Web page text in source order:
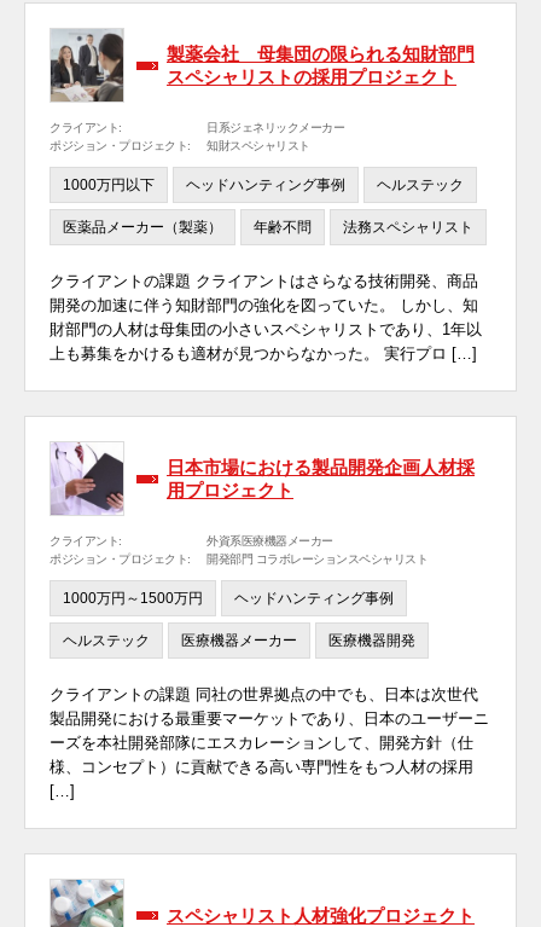
製薬会社 母集団の限られる知財部門
スペシャリストの採用プロジェクト
クライアント:
日系ジェネリックメーカー
ポジション・プロジェクト:
知財スペシャリスト
1000万円以下 ヘッドハンティング事例 ヘルステック
医薬品メーカー（製薬） 年齢不問 法務スペシャリスト
クライアントの課題 クライアントはさらなる技術開発、商品
開発の加速に伴う知財部門の強化を図っていた。 しかし、知
財部門の人材は母集団の小さいスペシャリストであり、1年以
上も募集をかけるも適材が見つからなかった。 実行プロ […]
日本市場における製品開発企画人材採
用プロジェクト
クライアント:
外資系医療機器メーカー
ポジション・プロジェクト:
開発部門 コラボレーションスペシャリスト
1000万円～1500万円 ヘッドハンティング事例
ヘルステック 医療機器メーカー 医療機器開発
クライアントの課題 同社の世界拠点の中でも、日本は次世代
製品開発における最重要マーケットであり、日本のユーザーニ
ーズを本社開発部隊にエスカレーションして、開発方針（仕
様、コンセプト）に貢献できる高い専門性をもつ人材の採用
[…]
スペシャリスト人材強化プロジェクト